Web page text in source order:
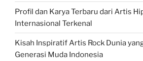
Profil dan Karya Terbaru dari Artis
Internasional Terkenal
Kisah Inspiratif Artis Rock Dunia
Generasi Muda Indonesia